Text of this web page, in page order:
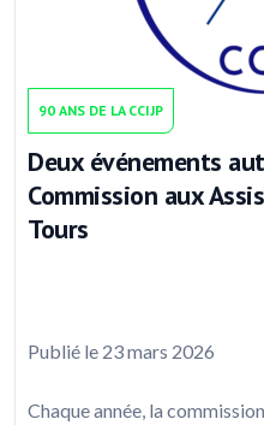
90 ANS DE LA CCIJP
Deux événements
Commission aux
Tours
Publié le 23 mars 2026
Chaque année, la